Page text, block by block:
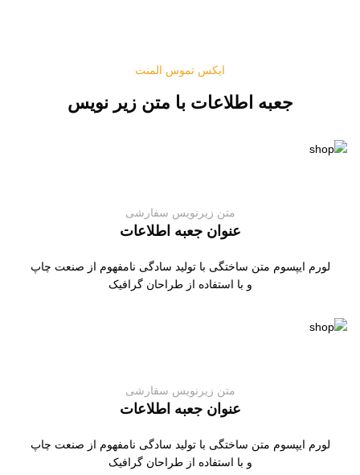
ایکس تموس المنت
جعبه اطلاعات با متن زیر نویس
متن زیرنویس سفارشی
عنوان جعبه اطلاعات
لورم ایپسوم متن ساختگی با تولید سادگی نامفهوم از صنعت چاپ
و با استفاده از طراحان گرافیک
متن زیرنویس سفارشی
عنوان جعبه اطلاعات
لورم ایپسوم متن ساختگی با تولید سادگی نامفهوم از صنعت چاپ
و با استفاده از طراحان گرافیک